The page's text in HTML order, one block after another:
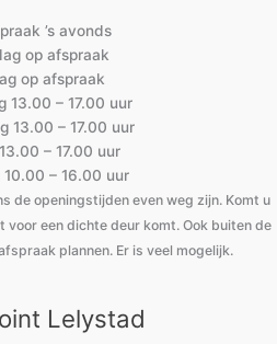
’s avonds
op afspraak
op afspraak
13.00 – 17.00 uur
13.00 – 17.00 uur
– 17.00 uur
– 16.00 uur
de openingstijden even weg zijn. Komt u
voor een dichte deur komt. Ook buiten de
plannen. Er is veel mogelijk.
Lelystad